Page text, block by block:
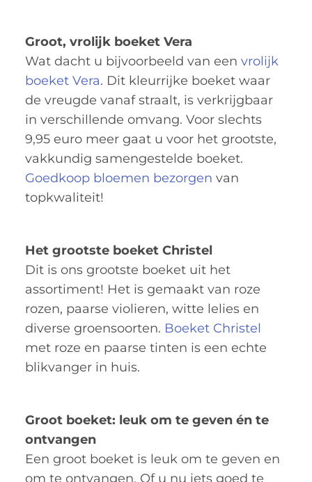
Groot, vrolijk boeket Vera
Wat dacht u bijvoorbeeld van een vrolijk
boeket Vera. Dit kleurrijke boeket waar
de vreugde vanaf straalt, is verkrijgbaar
in verschillende omvang. Voor slechts
9,95 euro meer gaat u voor het grootste,
vakkundig samengestelde boeket.
Goedkoop bloemen bezorgen van
topkwaliteit!
Het grootste boeket Christel
Dit is ons grootste boeket uit het
assortiment! Het is gemaakt van roze
rozen, paarse violieren, witte lelies en
diverse groensoorten. Boeket Christel
met roze en paarse tinten is een echte
blikvanger in huis.
Groot boeket: leuk om te geven én te
ontvangen
Een groot boeket is leuk om te geven en
om te ontvangen. Of u nu iets goed te